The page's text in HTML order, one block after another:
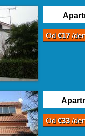
Od€17/
Od€33/